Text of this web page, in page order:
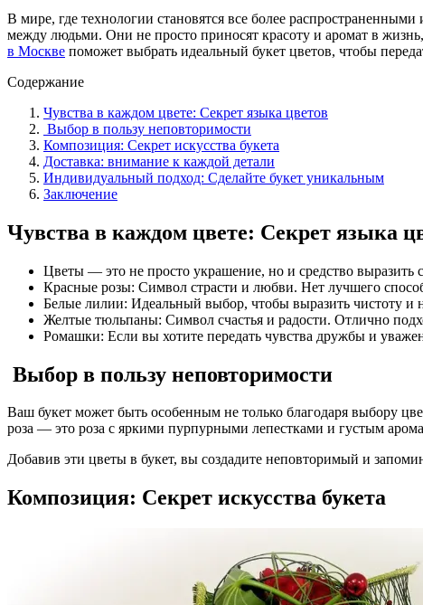
В мире, где технологии становятся все более
между людьми. Они не просто приносят красоту и аромат в
в Москве поможет выбрать идеальный букет цветов, чтобы
Содержание
Чувства в каждом цвете: Секрет языка цветов
Выбор в пользу неповторимости
Композиция: Секрет искусства букета
Доставка: внимание к каждой детали
Индивидуальный подход: Сделайте букет уникальным
Заключение
Чувства в каждом цвете: Секрет языка
Цветы — это не просто украшение, но и средство выразить
Красные розы: Символ страсти и любви. Нет лучшего
Белые лилии: Идеальный выбор, чтобы выразить чистоту и
Желтые тюльпаны: Символ счастья и радости. Отлично
Ромашки: Если вы хотите передать чувства дружбы и
Выбор в пользу неповторимости
Ваш букет может быть особенным не только благодаря выбору
роза — это роза с яркими пурпурными лепестками и густым
Добавив эти цветы в букет, вы создадите неповторимый и
Композиция: Секрет искусства букета